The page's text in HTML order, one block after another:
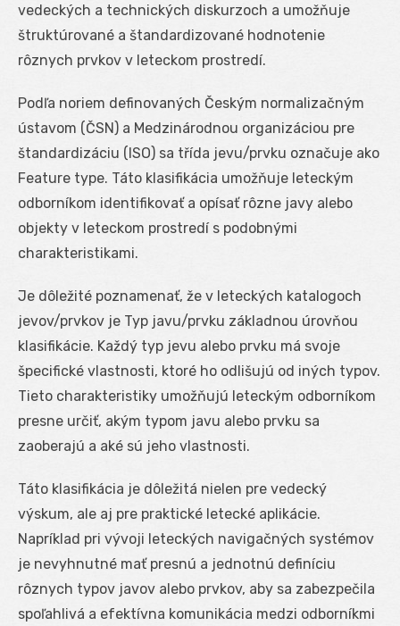
vedeckých a technických diskurzoch a umožňuje
štruktúrované a štandardizované hodnotenie
rôznych prvkov v leteckom prostredí.
Podľa noriem definovaných Českým normalizačným
ústavom (ČSN) a Medzinárodnou organizáciou pre
štandardizáciu (ISO) sa třída jevu/prvku označuje ako
Feature type. Táto klasifikácia umožňuje leteckým
odborníkom identifikovať a opísať rôzne javy alebo
objekty v leteckom prostredí s podobnými
charakteristikami.
Je dôležité poznamenať, že v leteckých katalogoch
jevov/prvkov je Typ javu/prvku základnou úrovňou
klasifikácie. Každý typ jevu alebo prvku má svoje
špecifické vlastnosti, ktoré ho odlišujú od iných typov.
Tieto charakteristiky umožňujú leteckým odborníkom
presne určiť, akým typom javu alebo prvku sa
zaoberajú a aké sú jeho vlastnosti.
Táto klasifikácia je dôležitá nielen pre vedecký
výskum, ale aj pre praktické letecké aplikácie.
Napríklad pri vývoji leteckých navigačných systémov
je nevyhnutné mať presnú a jednotnú definíciu
rôznych typov javov alebo prvkov, aby sa zabezpečila
spoľahlivá a efektívna komunikácia medzi odborníkmi